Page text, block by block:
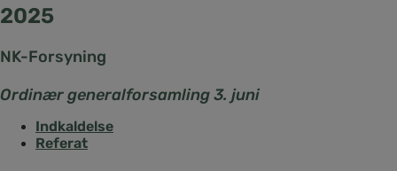
2025
NK-Forsyning
Ordinær generalforsamling 3. juni
Indkaldelse
Referat